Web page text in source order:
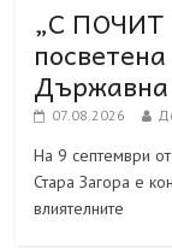
„С
Държавна
07.08.2026
На 9 септември
Стара Загора е
влиятелните